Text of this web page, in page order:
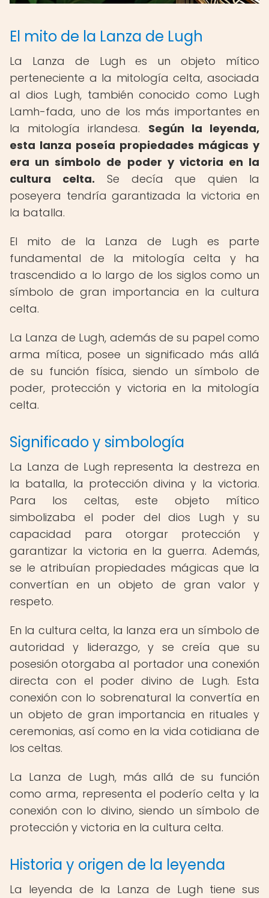
El mito de la Lanza de Lugh
La Lanza de Lugh es un objeto mítico
perteneciente a la mitología celta, asociada
al dios Lugh, también conocido como Lugh
Lamh-fada, uno de los más importantes en
la mitología irlandesa. Según la leyenda,
esta lanza poseía propiedades mágicas y
era un símbolo de poder y victoria en la
cultura celta. Se decía que quien la
poseyera tendría garantizada la victoria en
la batalla.
El mito de la Lanza de Lugh es parte
fundamental de la mitología celta y ha
trascendido a lo largo de los siglos como un
símbolo de gran importancia en la cultura
celta.
La Lanza de Lugh, además de su papel como
arma mítica, posee un significado más allá
de su función física, siendo un símbolo de
poder, protección y victoria en la mitología
celta.
Significado y simbología
La Lanza de Lugh representa la destreza en
la batalla, la protección divina y la victoria.
Para los celtas, este objeto mítico
simbolizaba el poder del dios Lugh y su
capacidad para otorgar protección y
garantizar la victoria en la guerra. Además,
se le atribuían propiedades mágicas que la
convertían en un objeto de gran valor y
respeto.
En la cultura celta, la lanza era un símbolo de
autoridad y liderazgo, y se creía que su
posesión otorgaba al portador una conexión
directa con el poder divino de Lugh. Esta
conexión con lo sobrenatural la convertía en
un objeto de gran importancia en rituales y
ceremonias, así como en la vida cotidiana de
los celtas.
La Lanza de Lugh, más allá de su función
como arma, representa el poderío celta y la
conexión con lo divino, siendo un símbolo de
protección y victoria en la cultura celta.
Historia y origen de la leyenda
La leyenda de la Lanza de Lugh tiene sus